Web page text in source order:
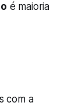
é maioria
com a